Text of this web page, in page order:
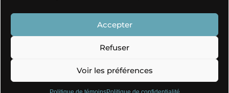
Accepter
Refuser
Voir les préférences
Politique de témoins
Conditions générales de vente
© 2026 Éditions Lux&Nox - Conception de sites -
Little Big Web .